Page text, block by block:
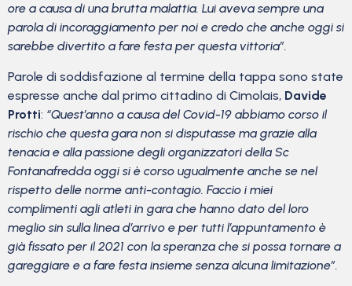
ore a causa di una brutta malattia. Lui aveva sempre una
parola di incoraggiamento per noi e credo che anche oggi si
sarebbe divertito a fare festa per questa vittoria”.
Parole di soddisfazione al termine della tappa sono state
espresse anche dal primo cittadino di Cimolais, Davide
Protti: “Quest’anno a causa del Covid-19 abbiamo corso il
rischio che questa gara non si disputasse ma grazie alla
tenacia e alla passione degli organizzatori della Sc
Fontanafredda oggi si è corso ugualmente anche se nel
rispetto delle norme anti-contagio. Faccio i miei
complimenti agli atleti in gara che hanno dato del loro
meglio sin sulla linea d’arrivo e per tutti l’appuntamento è
già fissato per il 2021 con la speranza che si possa tornare a
gareggiare e a fare festa insieme senza alcuna limitazione”.